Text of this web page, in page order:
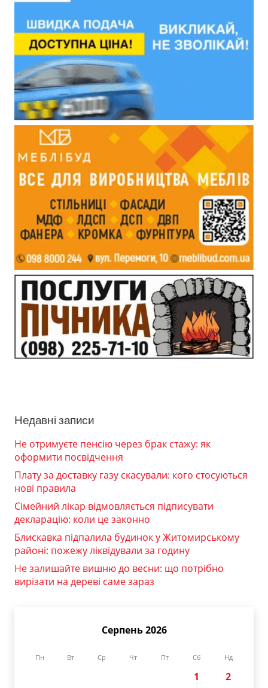
Недавні записи
Не отримуєте пенсію через брак стажу: як
оформити посвідчення
Плату за доставку газу скасували: кого стосуються
нові правила
Сімейний лікар відмовляється підписувати
декларацію: коли це законно
Блискавка підпалила будинок у Житомирському
районі: пожежу ліквідували за годину
Не залишайте вишню до весни: що потрібно
вирізати на дереві саме зараз
Серпень 2026
Пн Вт Ср Чт Пт Сб Нд
1
2